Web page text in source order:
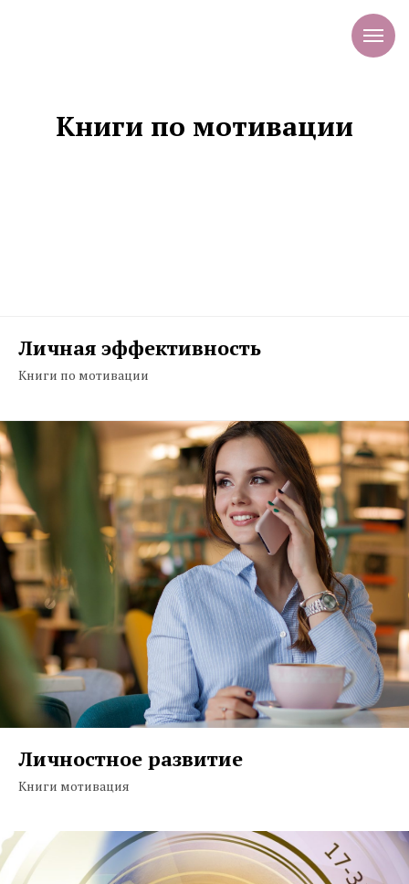
Книги по мотивации
Личная эффективность
Книги по мотивации
Личностное развитие
Книги мотивация